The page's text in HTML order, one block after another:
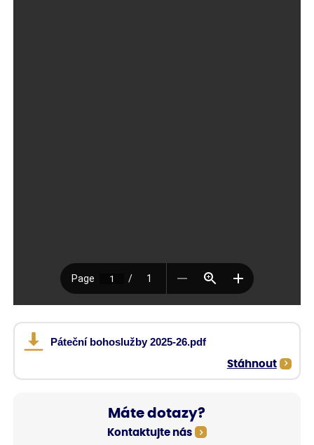
Páteční bohoslužby 2025-26.pdf
Stáhnout
Máte dotazy?
Kontaktujte nás